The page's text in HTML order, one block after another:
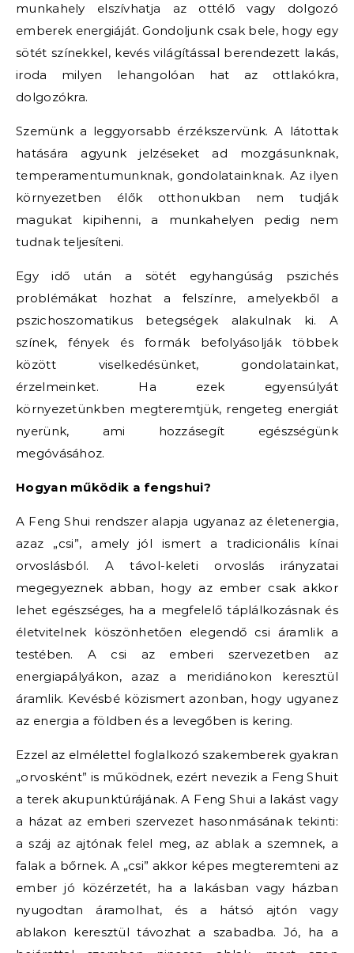
munkahely elszívhatja az ottélő vagy dolgozó
emberek energiáját. Gondoljunk csak bele, hogy egy
sötét színekkel, kevés világítással berendezett lakás,
iroda milyen lehangolóan hat az ottlakókra,
dolgozókra.
Szemünk a leggyorsabb érzékszervünk. A látottak
hatására agyunk jelzéseket ad mozgásunknak,
temperamentumunknak, gondolatainknak. Az ilyen
környezetben élők otthonukban nem tudják
magukat kipihenni, a munkahelyen pedig nem
tudnak teljesíteni.
Egy idő után a sötét egyhangúság pszichés
problémákat hozhat a felszínre, amelyekből a
pszichoszomatikus betegségek alakulnak ki. A
színek, fények és formák befolyásolják többek
között viselkedésünket, gondolatainkat,
érzelmeinket. Ha ezek egyensúlyát
környezetünkben megteremtjük, rengeteg energiát
nyerünk, ami hozzásegít egészségünk
megóvásához.
Hogyan működik a fengshui?
A Feng Shui rendszer alapja ugyanaz az életenergia,
azaz „csi”, amely jól ismert a tradicionális kínai
orvoslásból. A távol-keleti orvoslás irányzatai
megegyeznek abban, hogy az ember csak akkor
lehet egészséges, ha a megfelelő táplálkozásnak és
életvitelnek köszönhetően elegendő csi áramlik a
testében. A csi az emberi szervezetben az
energiapályákon, azaz a meridiánokon keresztül
áramlik. Kevésbé közismert azonban, hogy ugyanez
az energia a földben és a levegőben is kering.
Ezzel az elmélettel foglalkozó szakemberek gyakran
„orvosként” is működnek, ezért nevezik a Feng Shuit
a terek akupunktúrájának. A Feng Shui a lakást vagy
a házat az emberi szervezet hasonmásának tekinti:
a száj az ajtónak felel meg, az ablak a szemnek, a
falak a bőrnek. A „csi” akkor képes megteremteni az
ember jó közérzetét, ha a lakásban vagy házban
nyugodtan áramolhat, és a hátsó ajtón vagy
ablakon keresztül távozhat a szabadba. Jó, ha a